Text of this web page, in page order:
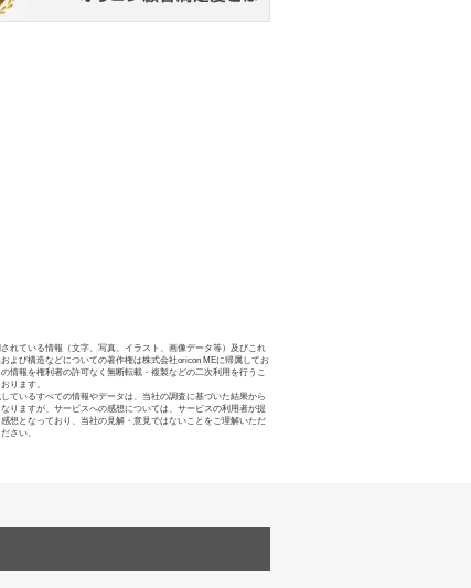
れている情報（文字、写真、イラスト、画像データ等）及びこれ
よび構造などについての著作権は株式会社oricon MEに帰属してお
情報を権利者の許可なく無断転載・複製などの二次利用を行うこ
ります。
ているすべての情報やデータは、当社の調査に基づいた結果から
りますが、サービスへの感想については、サービスの利用者が提
想となっており、当社の見解・意見ではないことをご理解いただ
さい。